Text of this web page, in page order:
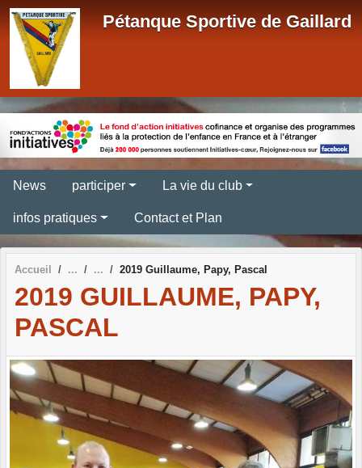
Pétanque Sportive de Gaillard
News participer La vie du club
infos pratiques Contact et Plan
Accueil 2019 Guillaume, Papy, Pascal
2019 GUILLAUME, PAPY,
PASCAL
Panneau de gestion des cookies